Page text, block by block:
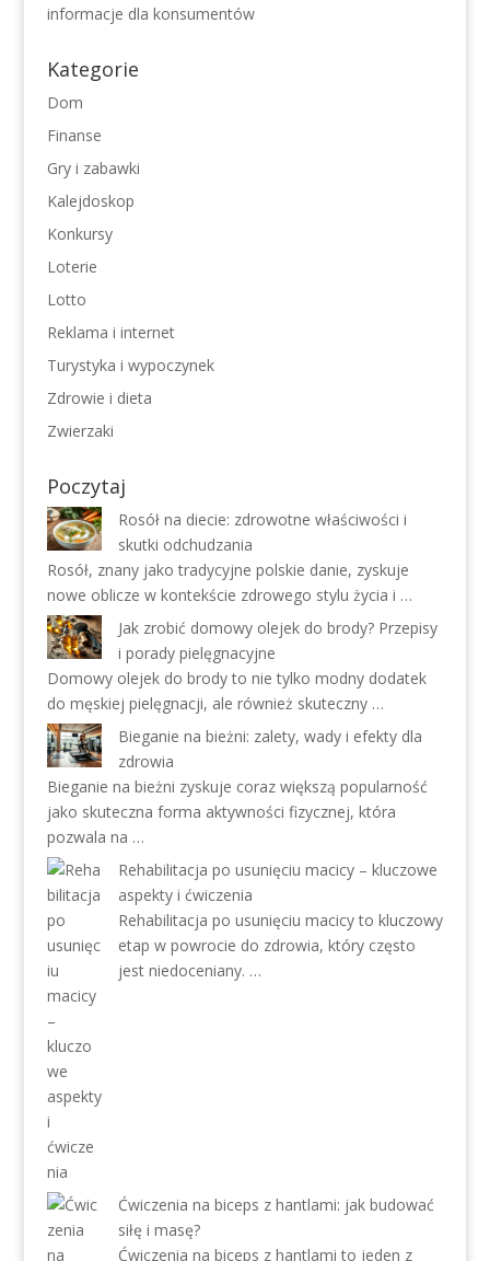
informacje dla konsumentów
Kategorie
Dom
Finanse
Gry i zabawki
Kalejdoskop
Konkursy
Loterie
Lotto
Reklama i internet
Turystyka i wypoczynek
Zdrowie i dieta
Zwierzaki
Poczytaj
Rosół na diecie: zdrowotne właściwości i
skutki odchudzania
Rosół, znany jako tradycyjne polskie danie, zyskuje
nowe oblicze w kontekście zdrowego stylu życia i …
Jak zrobić domowy olejek do brody? Przepisy
i porady pielęgnacyjne
Domowy olejek do brody to nie tylko modny dodatek
do męskiej pielęgnacji, ale również skuteczny …
Bieganie na bieżni: zalety, wady i efekty dla
zdrowia
Bieganie na bieżni zyskuje coraz większą popularność
jako skuteczna forma aktywności fizycznej, która
pozwala na …
Rehabilitacja po usunięciu macicy – kluczowe
aspekty i ćwiczenia
Rehabilitacja po usunięciu macicy to kluczowy
etap w powrocie do zdrowia, który często
jest niedoceniany. …
Ćwiczenia na biceps z hantlami: jak budować
siłę i masę?
Ćwiczenia na biceps z hantlami to jeden z